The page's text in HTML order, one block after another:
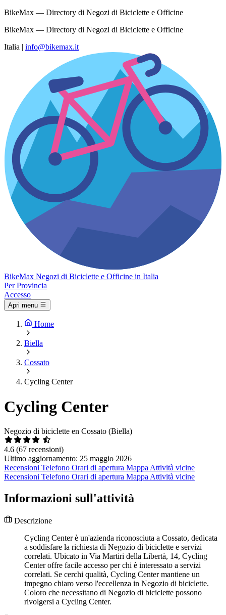
BikeMax — Directory di Negozi di Biciclette e Officine
BikeMax — Directory di Negozi di Biciclette e Officine
Italia | info@bikemax.it
BikeMax Negozi di Biciclette e Officine in Italia
Per Provincia
Accesso
Apri menu
Home
Biella
Cossato
Cycling Center
Cycling Center
Negozio di biciclette en Cossato (Biella)
4.6 (67 recensioni)
Ultimo aggiornamento: 25 maggio 2026
Recensioni Telefono Orari di apertura Mappa Attività vicine
Recensioni Telefono Orari di apertura Mappa Attività vicine
Informazioni sull'attività
Descrizione
Cycling Center è un'azienda riconosciuta a Cossato, dedicata
a soddisfare la richiesta di Negozio di biciclette e servizi
correlati. Ubicato in Via Martiri della Libertà, 14, Cycling
Center offre facile accesso per chi è interessato a servizi
correlati. Se cerchi qualità, Cycling Center mantiene un
impegno chiaro verso l'eccellenza in Negozio di biciclette.
Coloro che necessitano di Negozio di biciclette possono
rivolgersi a Cycling Center.